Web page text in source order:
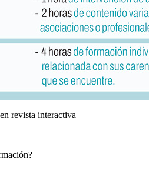
revista interactiva